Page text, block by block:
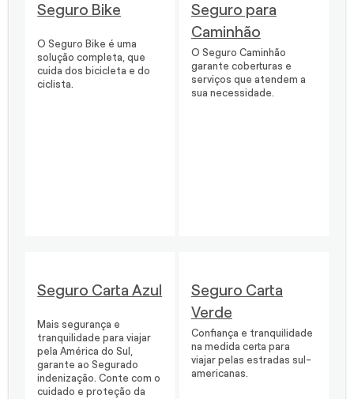
Seguro Bike
O Seguro Bike é uma
solução completa, que
cuida dos bicicleta e do
ciclista.
Seguro para
Caminhão
O Seguro Caminhão
garante coberturas e
serviços que atendem a
sua necessidade.
Seguro Carta Azul
Mais segurança e
tranquilidade para viajar
pela América do Sul,
garante ao Segurado
indenização. Conte com o
cuidado e proteção da
Seguro Carta
Verde
Confiança e tranquilidade
na medida certa para
viajar pelas estradas sul-
americanas.